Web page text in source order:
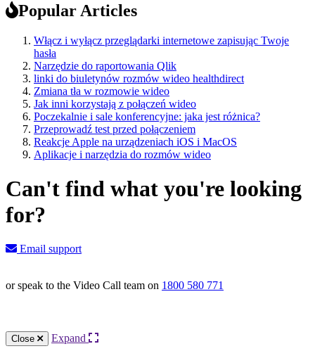
Popular Articles
Włącz i wyłącz przeglądarki internetowe zapisując Twoje
hasła
Narzędzie do raportowania Qlik
linki do biuletynów rozmów wideo healthdirect
Zmiana tła w rozmowie wideo
Jak inni korzystają z połączeń wideo
Poczekalnie i sale konferencyjne: jaka jest różnica?
Przeprowadź test przed połączeniem
Reakcje Apple na urządzeniach iOS i MacOS
Aplikacje i narzędzia do rozmów wideo
Can't find what you're looking
for?
Email support
or speak to the Video Call team on 1800 580 771
Close
Expand